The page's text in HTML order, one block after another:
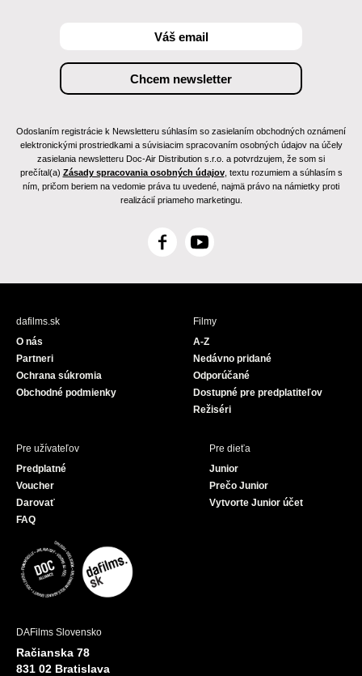
Odoslaním registrácie k Newsletteru súhlasím so zasielaním obchodných oznámení
elektronickými prostriedkami a súvisiacim spracovaním osobných údajov na účely
zasielania newsletteru Doc-Air Distribution s.r.o. a potvrdzujem, že som si
prečítal(a) Zásady spracovania osobných údajov, textu rozumiem a súhlasím s
ním, pričom beriem na vedomie práva tu uvedené, najmä právo na námietky proti
realizácií priameho marketingu.
F
c
Y
u
e
dafilms.sk
O nás
Partneri
Ochrana súkromia
Obchodné podmienky
Filmy
A-Z
Nedávno pridané
Odporúčané
Dostupné pre predplatiteľov
Režiséri
Pre užívateľov
Predplatné
Voucher
Darovať
FAQ
Pre dieťa
Junior
Prečo Junior
Vytvorte Junior účet
DAFilms Slovensko
Račianska 78
831 02 Bratislava